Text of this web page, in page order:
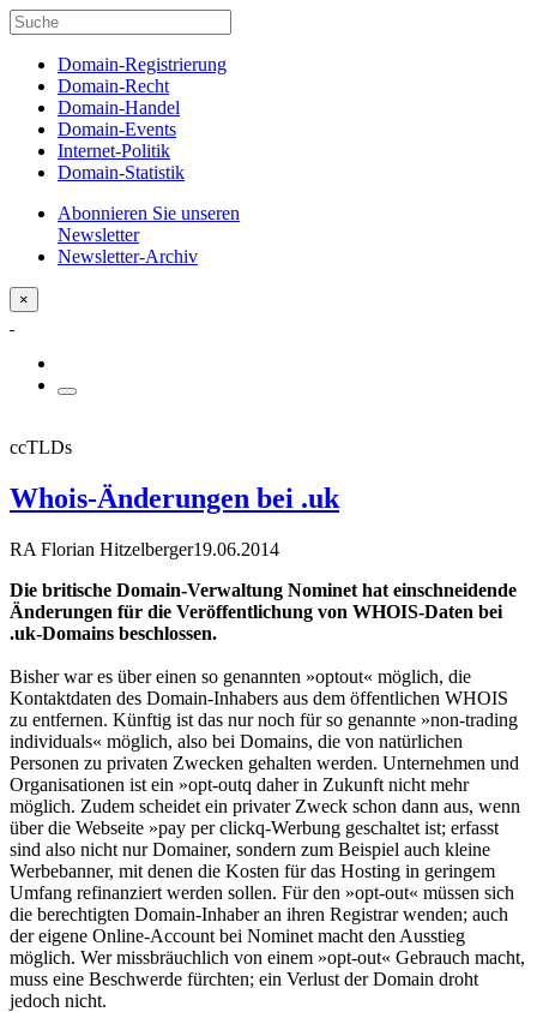
Domain-Registrierung
Domain-Recht
Domain-Handel
Domain-Events
Internet-Politik
Domain-Statistik
Abonnieren Sie unseren
Newsletter
Newsletter-Archiv
×
ccTLDs
Whois-Änderungen bei .uk
RA Florian Hitzelberger19.06.2014
Die britische Domain-Verwaltung Nominet hat einschneidende
Änderungen für die Veröffentlichung von WHOIS-Daten bei
.uk-Domains beschlossen.
Bisher war es über einen so genannten »optout« möglich, die
Kontaktdaten des Domain-Inhabers aus dem öffentlichen WHOIS
zu entfernen. Künftig ist das nur noch für so genannte »non-trading
individuals« möglich, also bei Domains, die von natürlichen
Personen zu privaten Zwecken gehalten werden. Unternehmen und
Organisationen ist ein »opt-outq daher in Zukunft nicht mehr
möglich. Zudem scheidet ein privater Zweck schon dann aus, wenn
über die Webseite »pay per clickq-Werbung geschaltet ist; erfasst
sind also nicht nur Domainer, sondern zum Beispiel auch kleine
Werbebanner, mit denen die Kosten für das Hosting in geringem
Umfang refinanziert werden sollen. Für den »opt-out« müssen sich
die berechtigten Domain-Inhaber an ihren Registrar wenden; auch
der eigene Online-Account bei Nominet macht den Ausstieg
möglich. Wer missbräuchlich von einem »opt-out« Gebrauch macht,
muss eine Beschwerde fürchten; ein Verlust der Domain droht
jedoch nicht.